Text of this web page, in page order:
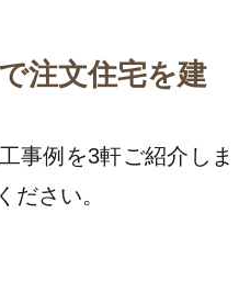
注文住宅を建
事例を3軒ご紹介しま
ださい。